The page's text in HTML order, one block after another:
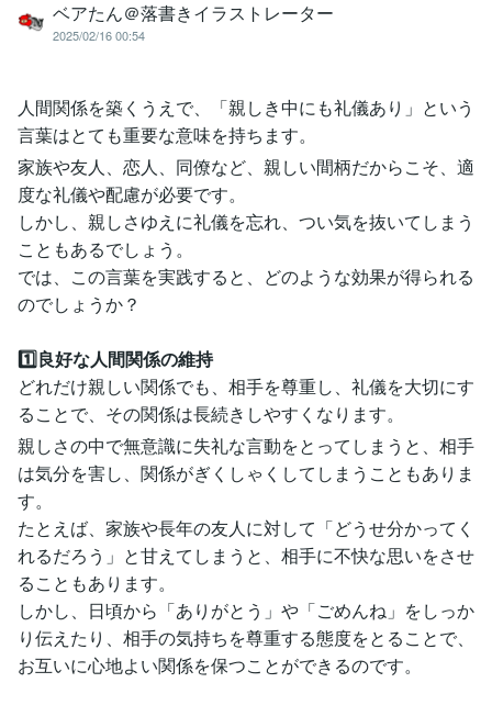
ベアたん＠落書きイラストレーター
2025/02/16 00:54
人間関係を築くうえで、「親しき中にも礼儀あり」という
言葉はとても重要な意味を持ちます。
家族や友人、恋人、同僚など、親しい間柄だからこそ、適
度な礼儀や配慮が必要です。
しかし、親しさゆえに礼儀を忘れ、つい気を抜いてしまう
こともあるでしょう。
では、この言葉を実践すると、どのような効果が得られる
のでしょうか？
1️⃣良好な人間関係の維持
どれだけ親しい関係でも、相手を尊重し、礼儀を大切にす
ることで、その関係は長続きしやすくなります。
親しさの中で無意識に失礼な言動をとってしまうと、相手
は気分を害し、関係がぎくしゃくしてしまうこともありま
す。
たとえば、家族や長年の友人に対して「どうせ分かってく
れるだろう」と甘えてしまうと、相手に不快な思いをさせ
ることもあります。
しかし、日頃から「ありがとう」や「ごめんね」をしっか
り伝えたり、相手の気持ちを尊重する態度をとることで、
お互いに心地よい関係を保つことができるのです。